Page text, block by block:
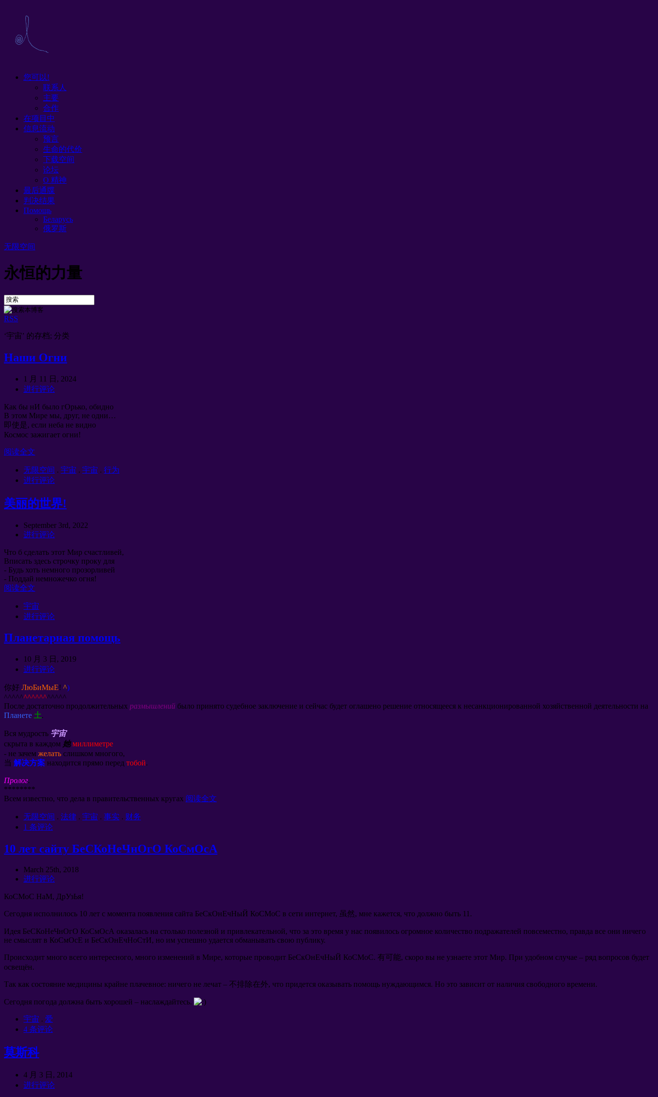
您可以!
联系人
主要
合作
在项目中
信息流动
预言
生命的代价
下载空间
论坛
O 精神
最后通牒
判决结果
Помощь
Беларусь
俄罗斯
无限空间
永恒的力量
RSS
‘宇宙’ 的存档; 分类
Наши Огни
1 月 11 日, 2024
进行评论
Как бы нИ было гОрько, обидно
В этом Мире мы, друг, не одни…
即使是, если неба не видно
Космос зажигает огни!
阅读全文
无限空间 . 宇宙 . 宇宙 . 行为
进行评论
美丽的世界!
September 3rd, 2022
进行评论
Что б сделать этот Мир счастливей,
Вписать здесь строчку проку для
- Будь хоть немного прозорливей
- Поддай немножечко огня!
阅读全文
宇宙
进行评论
Планетарная помощь
10 月 3 日, 2019
进行评论
你好 ЛюБиМыЕ! ^)
^^^^^^^^^^^^^^^^
После достаточно продолжительных размышлений было принято судебное заключение и сейчас будет оглашено решение относящееся к несанкционированной хозяйственной деятельности на
Планете 土.
Вся мудрость 宇宙
скрыта в каждом 她 миллиметре
- не зачем желать слишком многого,
当 解决方案 находится прямо перед тобой.
Пролог.
********
Всем известно, что дела в правительственных кругах 阅读全文
无限空间 . 法律 . 宇宙 . 事实 . 财务
1 条评论
10 лет сайту БеСКоНеЧнОгО КоСмОсА
March 25th, 2018
进行评论
КоСМоС НаМ, ДрУзЬя!
Сегодня исполнилось 10 лет с момента появления сайта БеСкОнЕчНыЙ КоСМоС в сети интернет, 虽然, мне кажется, что должно быть 11.
Идея БеСКоНеЧнОгО КоСмОсА оказалась на столько полезной и привлекательной, что за это время у нас появилось огромное количество подражателей повсеместно, правда все они ничего
не смыслят в КоСмОсЕ и БеСкОнЕчНоСтИ, но им успешно удается обманывать свою публику.
Происходит много всего интересного, много изменений в Мире, которые проводит БеСкОнЕчНыЙ КоСМоС. 有可能, скоро вы не узнаете этот Мир. При удобном случае – ряд вопросов будет
освещён.
Так как состояние медицины крайне плачевное: ничего не лечат – 不排除在外, что придется оказывать помощь нуждающимся. Но это зависит от наличия свободного времени.
Сегодня погода должна быть хорошей – наслаждайтесь.
宇宙 . 爱
4 条评论
莫斯科
4 月 3 日, 2014
进行评论